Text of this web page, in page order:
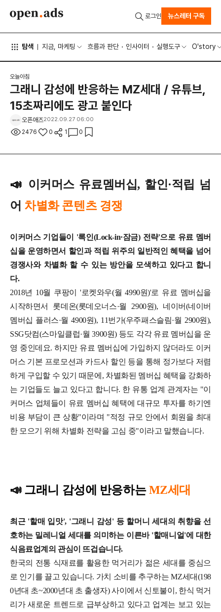
탐색 지금, 마케팅 흐름과 판단 인사이터 실행도구 O'story
로그인 뉴스레터 구독
오늘아침
그래니 감성에 반응하는 MZ세대 / 유튜브,
15초짜리에도 광고 붙인다
오픈애즈2022.09.27 06:00
2476 0 1 0
📣 이커머스 유료멤버십, 할인·적립 넘
어 차별화 콘텐츠 경쟁
이커머스 기업들이 '록인(Lock-in·잠금) 전략'으로 유료 멤버
십을 운영하면서 할인과 적립 위주의 일반적인 혜택을 넘어
경쟁사와 차별화 할 수 있는 방안을 모색하고 있다고 합니
다.
2018년 10월 쿠팡이 '로켓와우(월 4990원)'로 유료 멤버십을
시작하면서 롯데온(롯데오너스·월 2900원), 네이버(네이버
멤버십 플러스·월 4900원), 11번가(우주패스슬림·월 2900원),
SSG닷컴(스마일클럽·월 3900원) 등도 각각 유료 멤버십을 운
영 중인데요. 하지만 유료 멤버십에 가입하지 않더라도 이커
머스 기본 프로모션과 카드사 할인 등을 통해 정가보다 저렴
하게 구입할 수 있기 때문에, 차별화된 멤버십 혜택을 강화하
는 기업들도 늘고 있다고 합니다. 한 유통 업계 관계자는 "이
커머스 업체들이 유료 멤버십 혜택에 대규모 투자를 하기엔
비용 부담이 큰 상황"이라며 "적정 규모 안에서 회원을 최대
한 모으기 위해 차별화 전략을 고심 중"이라고 말했습니다.
📣 그래니 감성에 반응하는MZ세대
최근 '할매 입맛', '그래니 감성' 등 할머니 세대의 취향을 선
호하는 밀레니얼 세대를 의미하는 이른바 '할매니얼'에 대한
식음료업계의 관심이 뜨겁습니다.
한국의 전통 식재료를 활용한 먹거리가 젊은 세대를 중심으
로 인기를 끌고 있습니다. 가치 소비를 추구하는 MZ세대(198
0년대 초~2000년대 초 출생자) 사이에서 신토불이, 한식 먹거
리가 새로운 트렌드로 급부상하고 있다고 업계는 보고 있는